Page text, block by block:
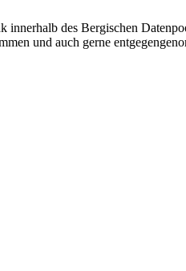
innerhalb des Bergischen
und auch gerne